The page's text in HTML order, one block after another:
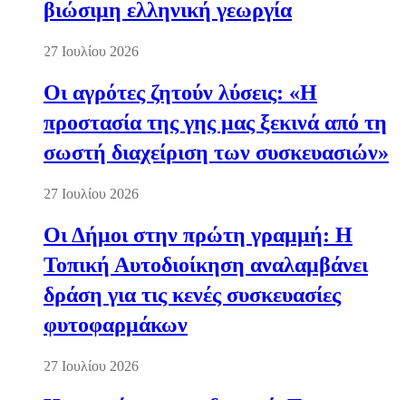
βιώσιμη ελληνική γεωργία
27 Ιουλίου 2026
Οι αγρότες ζητούν λύσεις: «Η
προστασία της γης μας ξεκινά από τη
σωστή διαχείριση των συσκευασιών»
27 Ιουλίου 2026
Οι Δήμοι στην πρώτη γραμμή: Η
Τοπική Αυτοδιοίκηση αναλαμβάνει
δράση για τις κενές συσκευασίες
φυτοφαρμάκων
27 Ιουλίου 2026